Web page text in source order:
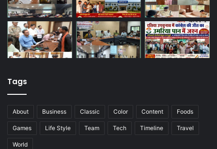
Tags
About Business Classic Color Content Foods
Games Life Style Team Tech Timeline Travel
World